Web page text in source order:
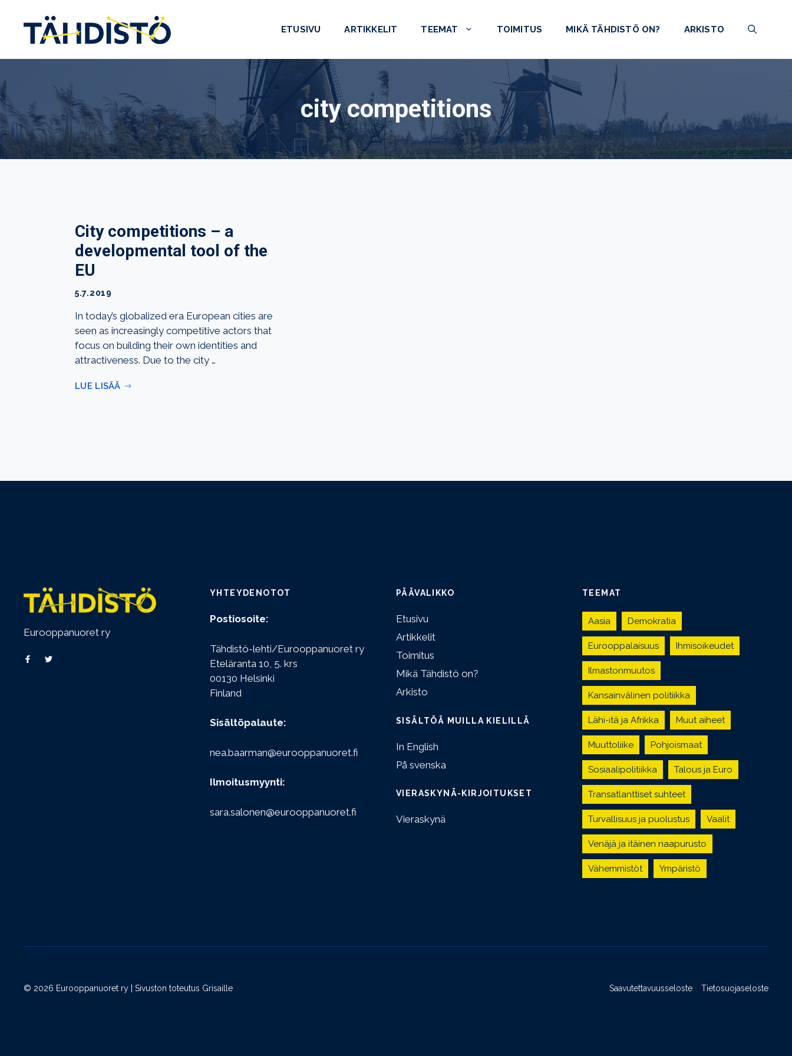
sisältöön
ETUSIVU ARTIKKELIT TEEMAT TOIMITUS MIKÄ TÄHDISTÖ ON? ARKISTO
city competitions
City competitions – a
developmental tool of the
EU
5.7.2019
In today’s globalized era European cities are
seen as increasingly competitive actors that
focus on building their own identities and
attractiveness. Due to the city …
LUE LISÄÄ
Eurooppanuoret ry
YHTEYDENOTOT
Postiosoite:
Tähdistö-lehti/Eurooppanuoret ry
Eteläranta 10, 5. krs
00130 Helsinki
Finland
Sisältöpalaute:
nea.baarman@eurooppanuoret.fi
Ilmoitusmyynti:
sara.salonen@eurooppanuoret.fi
PÄÄVALIKKO
Etusivu
Artikkelit
Toimitus
Mikä Tähdistö on?
Arkisto
SISÄLTÖÄ MUILLA KIELILLÄ
In English
På svenska
VIERASKYNÄ-KIRJOITUKSET
Vieraskynä
TEEMAT
Aasia Demokratia
Eurooppalaisuus Ihmisoikeudet
Ilmastonmuutos
Kansainvälinen politiikka
Lähi-itä ja Afrikka Muut aiheet
Muuttoliike Pohjoismaat
Sosiaalipolitiikka Talous ja Euro
Transatlanttiset suhteet
Turvallisuus ja puolustus Vaalit
Venäjä ja itäinen naapurusto
Vähemmistöt Ympäristö
© 2026 Eurooppanuoret ry | Sivuston toteutus Grisaille Saavutettavuusseloste Tietosuojaseloste